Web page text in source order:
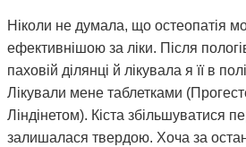
Ніколи не думала, що остеопатія
ефективнішою за ліки. Після
паховій ділянці й лікувала я її в
Лікували мене таблетками
Ліндінетом). Кіста збільшуватися
залишалася твердою. Хоча за